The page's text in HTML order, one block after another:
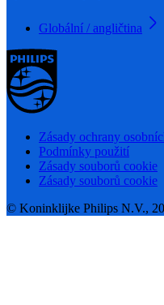
Globální / angličtina
Zásady ochrany
Podmínky použití
Zásady souborů cookie
Zásady souborů cookie
© Koninklijke Philips N.V.,